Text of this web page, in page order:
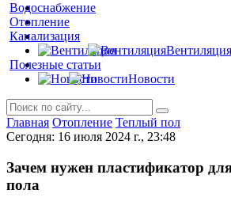
Водоснабжение
Отопление
Канализация
Вентиляция
Полезные статьи
Новости
Главная Отопление Теплый пол
Сегодня: 16 июля 2024 г., 23:48
Зачем нужен пластификатор
пола